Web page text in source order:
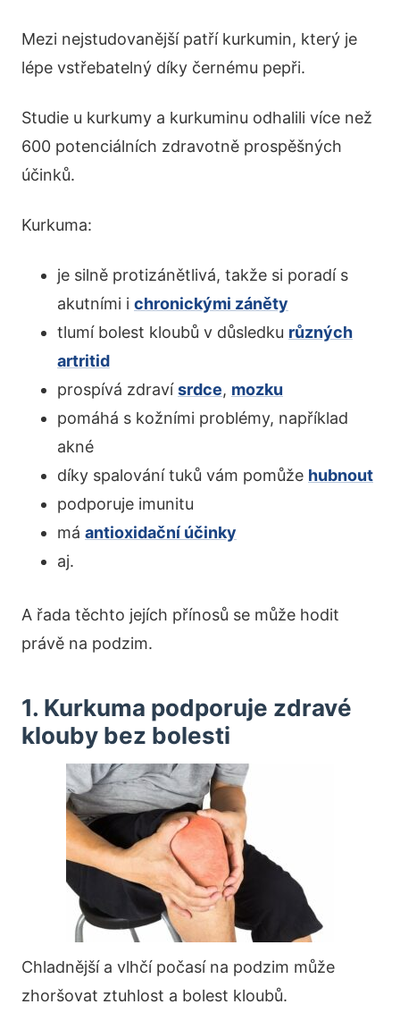
Mezi nejstudovanější patří kurkumin, který je
lépe vstřebatelný díky černému pepři.
Studie u kurkumy a kurkuminu odhalili více než
600 potenciálních zdravotně prospěšných
účinků.
Kurkuma:
je silně protizánětlivá, takže si poradí s
akutními i chronickými záněty
tlumí bolest kloubů v důsledku různých
artritid
prospívá zdravísrdce, mozku
pomáhá s kožními problémy, například
akné
díky spalování tuků vám pomůže hubnout
podporuje imunitu
má antioxidační účinky
aj.
A řada těchto jejích přínosů se může hodit
právě na podzim.
1. Kurkuma podporuje zdravé
klouby bez bolesti
Chladnější a vlhčí počasí na podzim může
zhoršovat ztuhlost a bolest kloubů.